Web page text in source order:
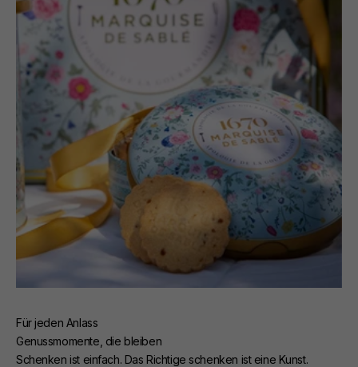
Für jeden Anlass
Genussmomente, die bleiben
Schenken ist einfach. Das Richtige schenken ist eine Kunst.